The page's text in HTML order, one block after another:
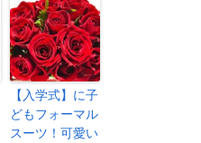
【入学式】に子
どもフォーマル
スーツ！可愛い